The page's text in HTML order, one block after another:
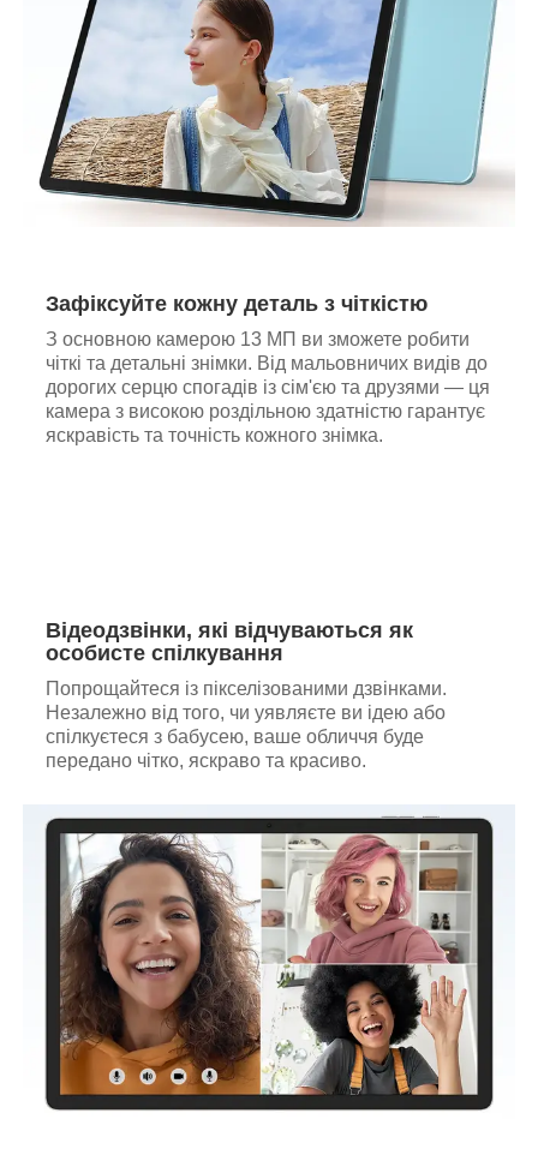
Зафіксуйте кожну деталь з чіткістю
З основною камерою 13 МП ви зможете робити
чіткі та детальні знімки. Від мальовничих видів до
дорогих серцю спогадів із сім'єю та друзями — ця
камера з високою роздільною здатністю гарантує
яскравість та точність кожного знімка.
Відеодзвінки, які відчуваються як
особисте спілкування
Попрощайтеся із пікселізованими дзвінками.
Незалежно від того, чи уявляєте ви ідею або
спілкуєтеся з бабусею, ваше обличчя буде
передано чітко, яскраво та красиво.